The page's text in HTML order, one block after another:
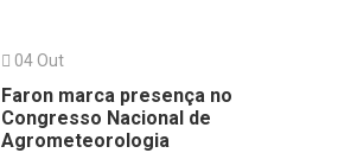
04 Out
Faron marca presença no
Congresso Nacional de
Agrometeorologia